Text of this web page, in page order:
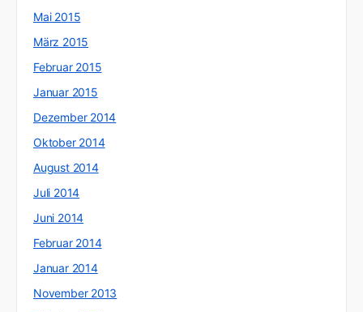
Mai 2015
März 2015
Februar 2015
Januar 2015
Dezember 2014
Oktober 2014
August 2014
Juli 2014
Juni 2014
Februar 2014
Januar 2014
November 2013